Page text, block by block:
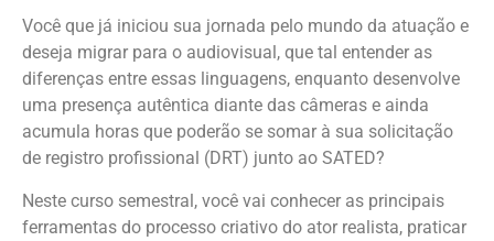
Você que já iniciou sua jornada pelo mundo da atuação e
deseja migrar para o audiovisual, que tal entender as
diferenças entre essas linguagens, enquanto desenvolve
uma presença autêntica diante das câmeras e ainda
acumula horas que poderão se somar à sua solicitação
de registro profissional (DRT) junto ao SATED?
Neste curso semestral, você vai conhecer as principais
ferramentas do processo criativo do ator realista, praticar